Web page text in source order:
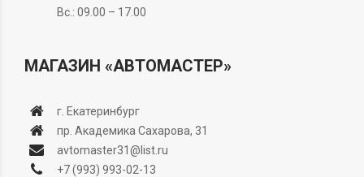
Вс.: 09.00 – 17.00
МАГАЗИН «АВТОМАСТЕР»
г. Екатеринбург
пр. Академика Сахарова, 31
avtomaster31@list.ru
+7 (993) 993-02-13